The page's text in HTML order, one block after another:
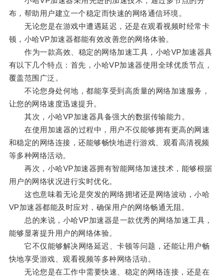
布，帮助用户建立一个稳定而快速的网络通信环境。
无论您是在游戏中遭遇延迟，还是在观看视频时经常卡
顿，小哈VP加速器都能有效改善您的网络体验。
作为一款高效、稳定的网络加速工具，小哈VP加速器具
有以下几个特点：首先，小哈VP加速器使用全球优质节点，
覆盖范围广泛。
不论您身处何地，都能享受到高质量的网络加速服务，
让您的网络速度迅速提升。
其次，小哈VP加速器具备强大的数据传输能力。
在使用加速器的过程中，用户不仅能够拥有更高的网速
和稳定的网络连接，还能够畅快地进行游戏、观看高清视频
等多种网络活动。
再次，小哈VP加速器拥有智能网络加速技术，能够根据
用户的网络状况进行实时优化。
这也意味着无论是突发的网络拥堵还是网络波动，小哈
VP加速器都能及时应对，确保用户的网络畅通无阻。
总的来说，小哈VP加速器是一款优秀的网络加速工具，
能够显著提升用户的网络体验。
它不仅能够解决网络延迟、卡顿等问题，还能让用户畅
快地享受游戏、观看视频等多种网络活动。
无论您是在工作中需要快速、稳定的网络连接，还是在